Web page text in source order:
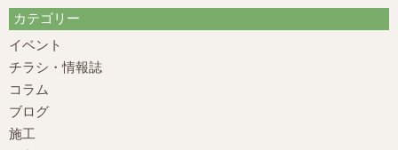
カテゴリー
イベント
チラシ・情報誌
コラム
ブログ
施工